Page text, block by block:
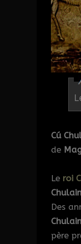
Cú
de
Le roi
Des
père